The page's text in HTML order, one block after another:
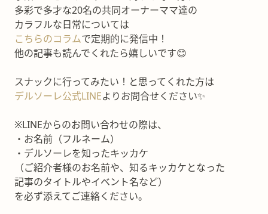
多彩で多才な20名の共同オーナーママ達の
カラフルな日常については
こちらのコラムで定期的に発信中！
他の記事も読んでくれたら嬉しいです😊
スナックに行ってみたい！と思ってくれた方は
デルソーレ公式LINEよりお問合せください✨
※LINEからのお問い合わせの際は、
・お名前（フルネーム）
・デルソーレを知ったキッカケ
（ご紹介者様のお名前や、知るキッカケとなった
記事のタイトルやイベント名など）
を必ず添えてご連絡ください。